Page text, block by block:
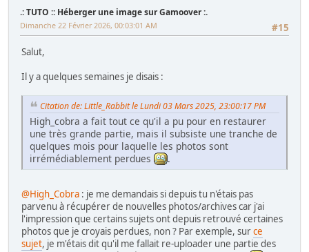
.: TUTO :: Héberger une image sur Gamoover :.
#15
Dimanche 22 Février 2026, 00:03:01 AM
Salut,
Il y a quelques semaines je disais :
Citation de: Little_Rabbit le Lundi 03 Mars 2025, 23:00:17 PM
High_cobra a fait tout ce qu'il a pu pour en restaurer
une très grande partie, mais il subsiste une tranche de
quelques mois pour laquelle les photos sont
irrémédiablement perdues
.
@High_Cobra : je me demandais si depuis tu n'étais pas
parvenu à récupérer de nouvelles photos/archives car j'ai
l'impression que certains sujets ont depuis retrouvé certaines
photos que je croyais perdues, non ? Par exemple, surce
sujet, je m'étais dit qu'il me fallait re-uploader une partie des